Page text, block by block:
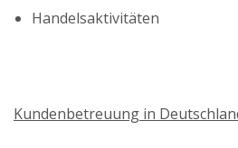
Handelsaktivitäten
Kundenbetreuung in